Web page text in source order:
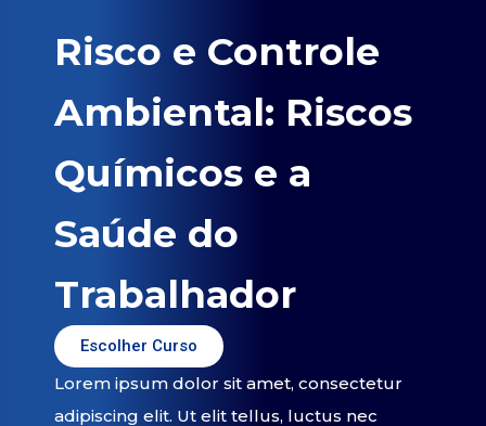
Risco e Controle
Ambiental: Riscos
Químicos e a
Saúde do
Trabalhador
Escolher Curso
Lorem ipsum dolor sit amet, consectetur
adipiscing elit. Ut elit tellus, luctus nec